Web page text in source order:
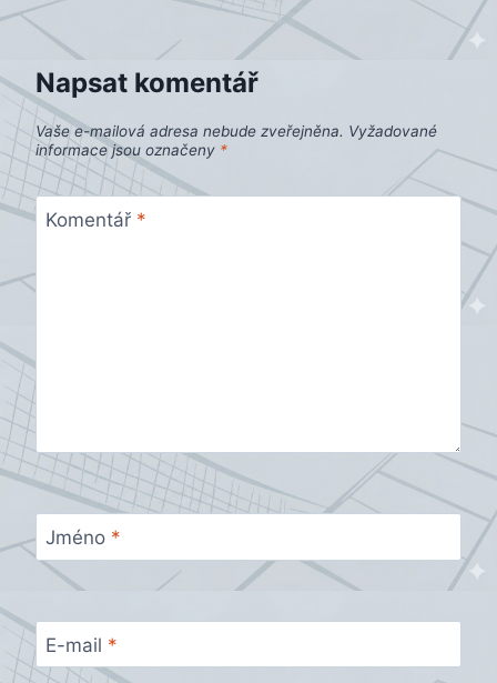
příspěvek
Napsat komentář
Vaše e-mailová adresa nebude zveřejněna. Vyžadované
informace jsou označeny *
Komentář *
Jméno *
E-mail *